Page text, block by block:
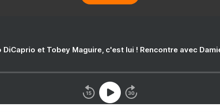
DiCaprio et Tobey Maguire, c'est lui ! Rencontre avec